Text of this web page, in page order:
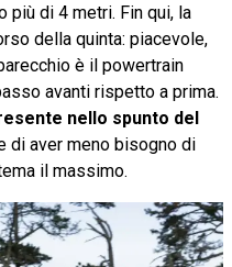
più di 4 metri. Fin qui, la
della quinta: piacevole,
è il powertrain
avanti rispetto a prima.
nello spunto del
di aver meno bisogno di
il massimo.